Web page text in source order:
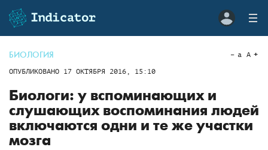
БИОЛОГИЯ
ОПУБЛИКОВАНО 17 ОКТЯБРЯ 2016, 15:10
a A
Биологи: у вспоминающих и
слушающих воспоминания людей
включаются одни и те же участки
мозга